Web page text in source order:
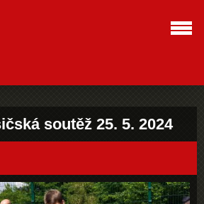
soutěž 25. 5. 2024